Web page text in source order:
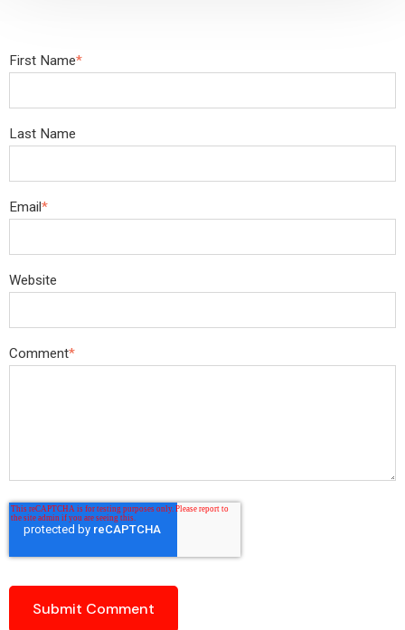
First Name*
Last Name
Email *
Website
Comment*